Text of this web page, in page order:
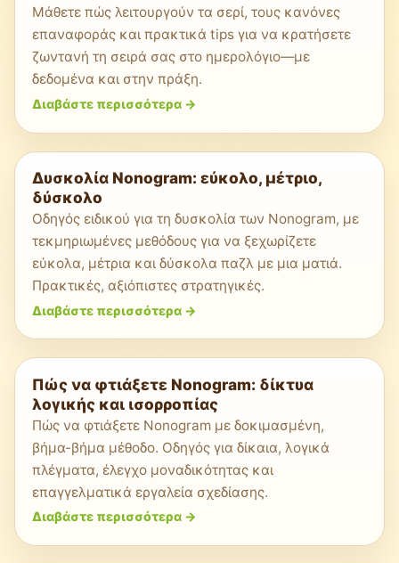
Μάθετε πώς λειτουργούν τα σερί, τους κανόνες
επαναφοράς και πρακτικά tips για να κρατήσετε
ζωντανή τη σειρά σας στο ημερολόγιο—με
δεδομένα και στην πράξη.
Διαβάστε περισσότερα ->
Δυσκολία Nonogram: εύκολο, μέτριο,
δύσκολο
Οδηγός ειδικού για τη δυσκολία των Nonogram, με
τεκμηριωμένες μεθόδους για να ξεχωρίζετε
εύκολα, μέτρια και δύσκολα παζλ με μια ματιά.
Πρακτικές, αξιόπιστες στρατηγικές.
Διαβάστε περισσότερα ->
Πώς να φτιάξετε Nonogram: δίκτυα
λογικής και ισορροπίας
Πώς να φτιάξετε Nonogram με δοκιμασμένη,
βήμα-βήμα μέθοδο. Οδηγός για δίκαια, λογικά
πλέγματα, έλεγχο μοναδικότητας και
επαγγελματικά εργαλεία σχεδίασης.
Διαβάστε περισσότερα ->